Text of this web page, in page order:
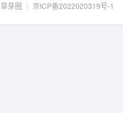
草芽圈 ┊ 京ICP备2022020319号-1